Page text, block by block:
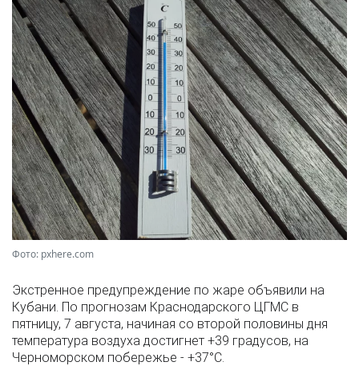
Фото: pxhere.com
Экстренное предупреждение по жаре объявили на
Кубани. По прогнозам Краснодарского ЦГМС в
пятницу, 7 августа, начиная со второй половины дня
температура воздуха достигнет +39 градусов, на
Черноморском побережье - +37°­С.